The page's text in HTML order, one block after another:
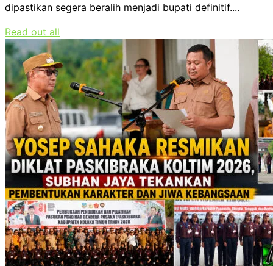
dipastikan segera beralih menjadi bupati definitif....
Read out all